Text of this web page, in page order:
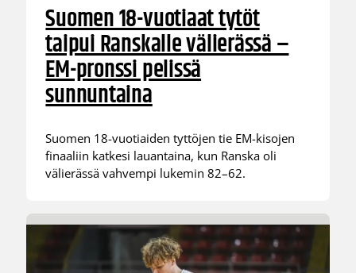
Suomen 18-vuotiaat tytöt
taipui Ranskalle välierässä –
EM-pronssi pelissä
sunnuntaina
Suomen 18-vuotiaiden tyttöjen tie EM-kisojen
finaaliin katkesi lauantaina, kun Ranska oli
välierässä vahvempi lukemin 82–62.